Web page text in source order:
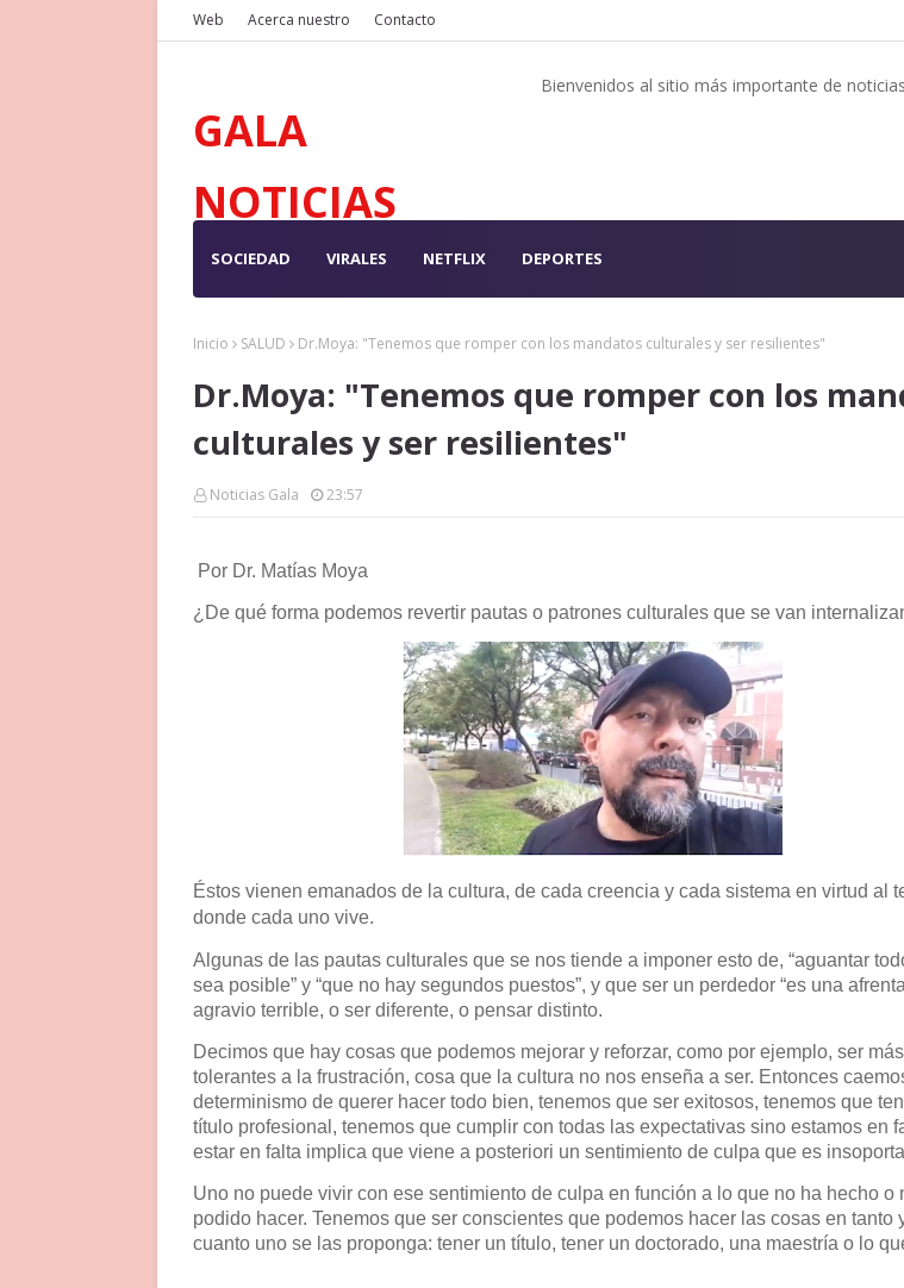
Web Acerca nuestro Contacto
GALA
NOTICIAS
Bienvenidos al sitio más importante de
SOCIEDAD VIRALES NETFLIX DEPORTES
Inicio SALUD Dr.Moya: "Tenemos que romper con los mandatos culturales y ser resilientes"
Dr.Moya: "Tenemos que romper con los
culturales y ser resilientes"
Noticias Gala 23:57
Por Dr. Matías Moya
¿De qué forma podemos revertir pautas o patrones culturales que se van
Éstos vienen emanados de la cultura, de cada creencia y cada sistema en virtud al
donde cada uno vive.
Algunas de las pautas culturales que se nos tiende a imponer esto de, “aguantar
sea posible” y “que no hay segundos puestos”, y que ser un perdedor “es una
agravio terrible, o ser diferente, o pensar distinto.
Decimos que hay cosas que podemos mejorar y reforzar, como por ejemplo, ser más
tolerantes a la frustración, cosa que la cultura no nos enseña a ser. Entonces
determinismo de querer hacer todo bien, tenemos que ser exitosos, tenemos que
título profesional, tenemos que cumplir con todas las expectativas sino estamos en
estar en falta implica que viene a posteriori un sentimiento de culpa que es
Uno no puede vivir con ese sentimiento de culpa en función a lo que no ha hecho o
podido hacer. Tenemos que ser conscientes que podemos hacer las cosas en tanto
cuanto uno se las proponga: tener un título, tener un doctorado, una maestría o lo